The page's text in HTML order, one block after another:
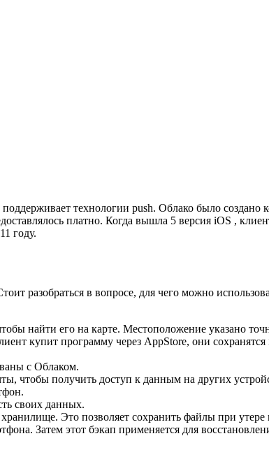
технологии push. Облако было
платно. Когда вышла 5 версия iOS ,
году.
разобраться в вопросе, для чего можно
найти его на карте. Местоположение указано
купит программу через AppStore, они сохранятся
с Облаком.
чтобы получить доступ к данным на других
своих данных.
Это позволяет сохранить файлы при утере
Затем этот бэкап применяется для